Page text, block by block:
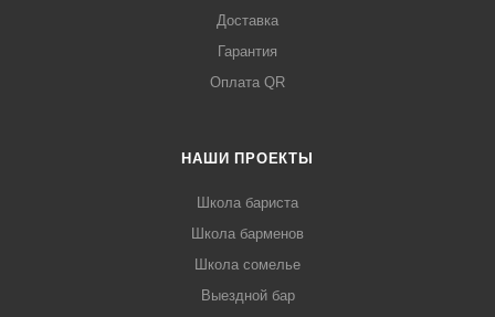
Доставка
Гарантия
Оплата QR
НАШИ ПРОЕКТЫ
Школа бариста
Школа барменов
Школа сомелье
Выездной бар